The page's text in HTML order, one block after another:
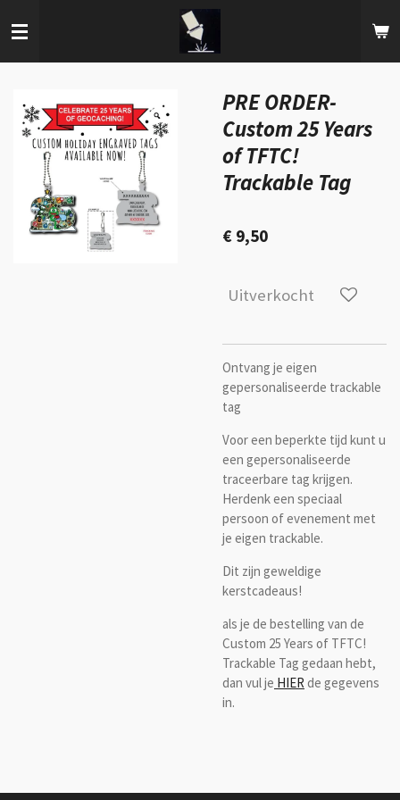
direct
PRE ORDER-
Custom 25 Years
of TFTC!
Trackable Tag
€ 9,50
Uitverkocht
Ontvang je eigen
gepersonaliseerde trackable
tag
Voor een beperkte tijd kunt u
een gepersonaliseerde
traceerbare tag krijgen.
Herdenk een speciaal
persoon of evenement met
je eigen trackable.
Dit zijn geweldige
kerstcadeaus!
als je de bestelling van de
Custom 25 Years of TFTC!
Trackable Tag gedaan hebt,
dan vul je HIERde gegevens
in.